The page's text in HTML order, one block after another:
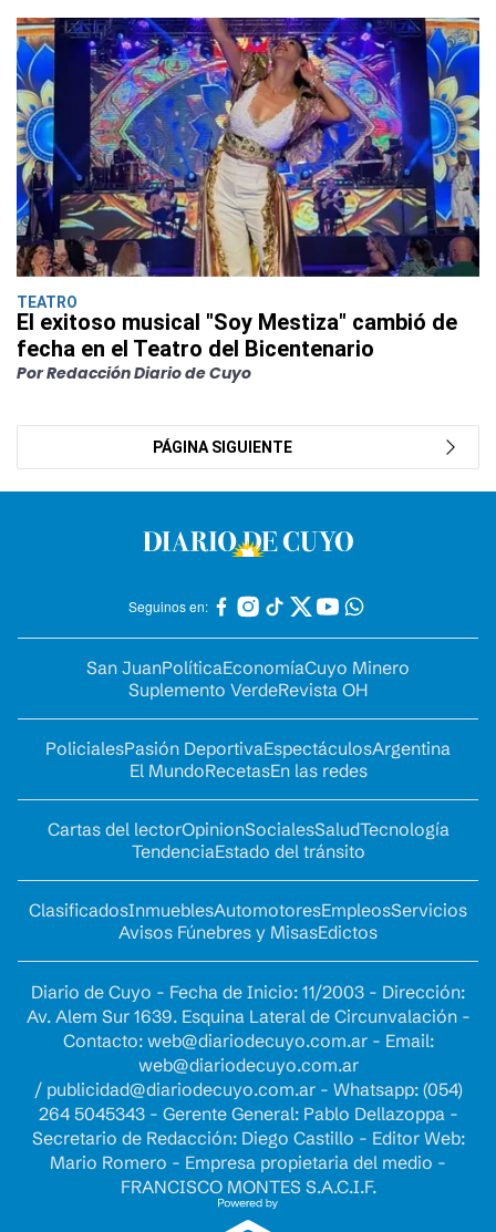
TEATRO
El exitoso musical "Soy Mestiza" cambió de
fecha en el Teatro del Bicentenario
Por Redacción Diario de Cuyo
PÁGINA SIGUIENTE
Seguinos en:
San JuanPolíticaEconomíaCuyo Minero
Suplemento VerdeRevista OH
PolicialesPasión DeportivaEspectáculosArgentina
El MundoRecetasEn las redes
Cartas del lectorOpinionSocialesSaludTecnología
TendenciaEstado del tránsito
ClasificadosInmueblesAutomotoresEmpleosServicios
Avisos Fúnebres y MisasEdictos
Diario de Cuyo - Fecha de Inicio: 11/2003 - Dirección:
Av. Alem Sur 1639. Esquina Lateral de Circunvalación -
Contacto: web@diariodecuyo.com.ar- Email:
web@diariodecuyo.com.ar
/ publicidad@diariodecuyo.com.ar- Whatsapp: (054)
264 5045343 - Gerente General: Pablo Dellazoppa -
Secretario de Redacción: Diego Castillo - Editor Web:
Mario Romero - Empresa propietaria del medio -
FRANCISCO MONTES S.A.C.I.F.